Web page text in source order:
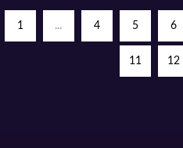
1 ... 4 5 6
11 12